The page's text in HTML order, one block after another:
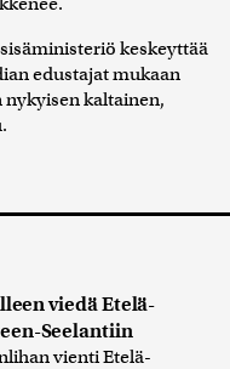
keskeyttää
edustajat mukaan
kaltainen,
viedä Etelä-
Seelantiin
vienti Etelä-